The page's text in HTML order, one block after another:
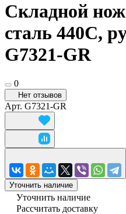
Складной
сталь 440C,
G7321-GR
0
Нет отзывов
Арт. G7321-GR
Уточнить наличие
Уточнить наличие
Рассчитать доставку